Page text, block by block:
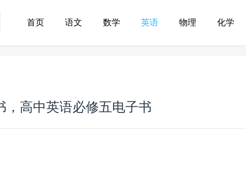
首页 语文 数学 英语 物理 化学
，高中英语必修五电子书